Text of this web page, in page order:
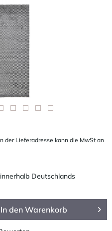
der Lieferadresse kann die MwSt an
Deutschlands
In den Warenkorb